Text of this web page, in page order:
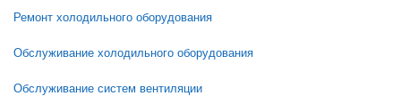
Ремонт холодильного оборудования
Обслуживание холодильного оборудования
Обслуживание систем вентиляции